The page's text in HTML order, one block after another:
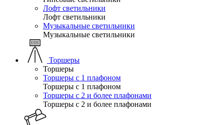
Лофт светильники
Лофт светильники
Музыкальные светильники
Музыкальные светильники
Торшеры
Торшеры
Торшеры с 1 плафоном
Торшеры с 1 плафоном
Торшеры с 2 и более плафонами
Торшеры с 2 и более плафонами